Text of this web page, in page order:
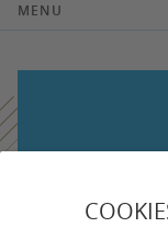
MENU